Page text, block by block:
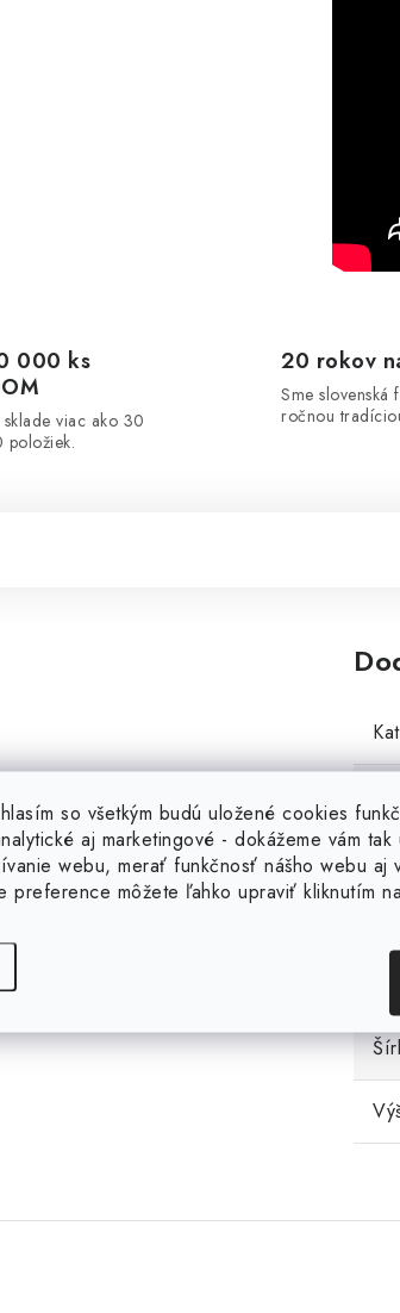
so všetkým budú uložené cookies
aj marketingové - dokážeme vám tak
webu, merať funkčnosť nášho webu aj
preference môžete ľahko upraviť kliknutím
000 ks
viac ako 30
20 rokov
Sme slovenská
ročnou